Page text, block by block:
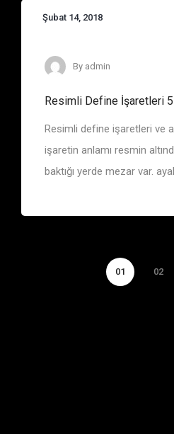
Şubat 14, 2018
By admin
Resimli Define İşaretleri 5
Resimli define işaretleri ve
işaretin anlamı resmin
baktığı yerde mezar var.
01 02